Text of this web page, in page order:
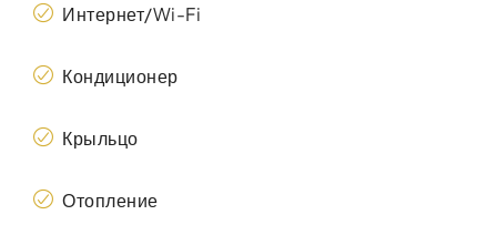
Интернет/Wi-Fi
Кондиционер
Крыльцо
Отопление